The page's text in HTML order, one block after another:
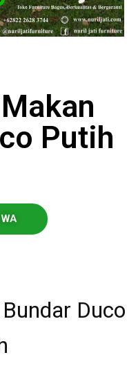
Putih
Duco